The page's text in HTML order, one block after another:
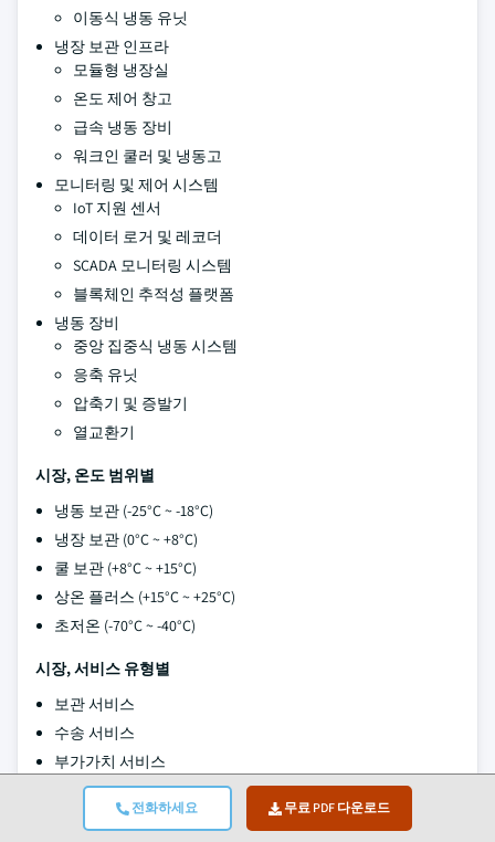
전화하세요 무료 PDF 다운로드
이동식 냉동 유닛
냉장 보관 인프라
모듈형 냉장실
온도 제어 창고
급속 냉동 장비
워크인 쿨러 및 냉동고
모니터링 및 제어 시스템
IoT 지원 센서
데이터 로거 및 레코더
SCADA 모니터링 시스템
블록체인 추적성 플랫폼
냉동 장비
중앙 집중식 냉동 시스템
응축 유닛
압축기 및 증발기
열교환기
시장, 온도 범위별
냉동 보관 (-25°C ~ -18°C)
냉장 보관 (0°C ~ +8°C)
쿨 보관 (+8°C ~ +15°C)
상온 플러스 (+15°C ~ +25°C)
초저온 (-70°C ~ -40°C)
시장, 서비스 유형별
보관 서비스
수송 서비스
부가가치 서비스
급속 냉동
라벨링 및 포장